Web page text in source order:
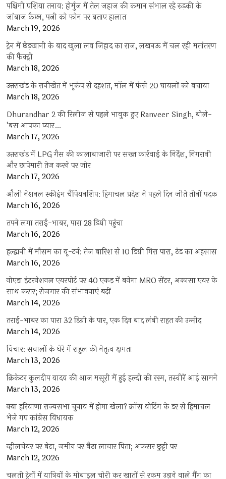
पश्चिमी एशिया तनाव: होर्मुज में तेल जहाज की कमान संभाल रहे रुड़की के
जांबाज कैप्टन, पत्नी को फोन पर बताए हालात
March 19, 2026
ट्रेन में छेड़खानी के बाद खुला लव जिहाद का राज, लखनऊ में चल रही मतांतरण
की फैक्ट्री
March 18, 2026
उत्तराखंड के रानीखेत में भूकंप से दहशत, मॉल में फंसे 20 घायलों को बचाया
March 18, 2026
Dhurandhar 2 की रिलीज से पहले भावुक हुए Ranveer Singh, बोले-
‘बस आपका प्यार…
March 17, 2026
उत्तराखंड में LPG गैस की कालाबाजारी पर सख्त कार्रवाई के निर्देश, निगरानी
और छापेमारी तेज करने पर जोर
March 17, 2026
औली नेशनल स्कीइंग चैंपियनशिप: हिमाचल प्रदेश ने पहले दिन जीते तीनों पदक
March 16, 2026
तपने लगा तराई-भाबर, पारा 28 डिग्री पहुंचा
March 16, 2026
हल्द्वानी में मौसम का यू-टर्न: तेज बारिश से 10 डिग्री गिरा पारा, ठंड का अहसास
March 16, 2026
नोएडा इंटरनेशनल एयरपोर्ट पर 40 एकड़ में बनेगा MRO सेंटर, अकासा एयर के
साथ करार; रोजगार की संभावनाएं बढ़ीं
March 14, 2026
तराई-भाबर का पारा 32 डिग्री के पार, एक दिन बाद लंबी राहत की उम्मीद
March 14, 2026
विचार: सवालों के घेरे में राहुल की नेतृत्व क्षमता
March 13, 2026
क्रिकेटर कुलदीप यादव की आज मसूरी में हुई हल्दी की रस्म, तस्वीरें आई सामने
March 13, 2026
क्या हरियाणा राज्यसभा चुनाव में होगा खेला? क्रॉस वोटिंग के डर से हिमाचल
भेजे गए कांग्रेस विधायक
March 12, 2026
व्हीलचेयर पर बेटा, जमीन पर बैठा लाचार पिता; अफसर छुट्टी पर
March 12, 2026
चलती ट्रेनों में यात्रियों के मोबाइल चोरी कर खातों से रकम उड़ाने वाले गैंग का